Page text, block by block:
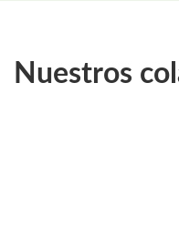
Nuestros